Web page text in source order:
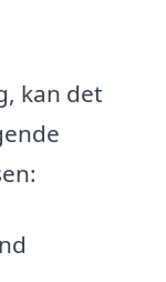
kan det